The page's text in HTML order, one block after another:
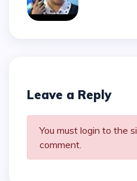
Leave a Reply
You must login to the
comment.